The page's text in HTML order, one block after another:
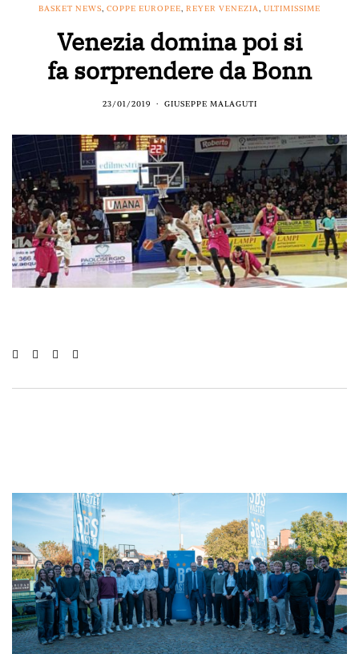
BASKET NEWS, COPPE EUROPEE, REYER VENEZIA, ULTIMISSIME
Venezia domina poi si
fa sorprendere da Bonn
23/01/2019 GIUSEPPE MALAGUTI